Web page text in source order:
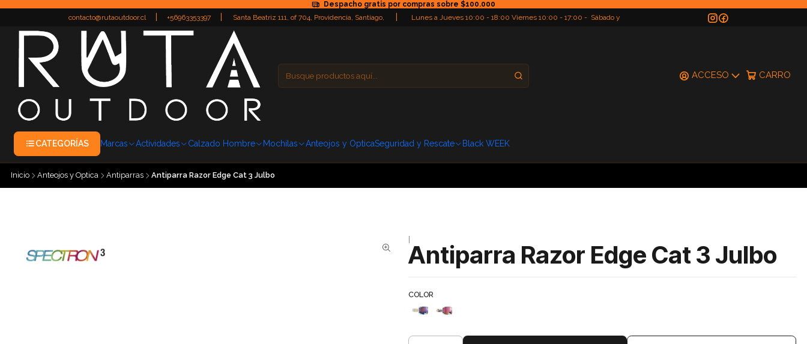
Despacho gratis por compras sobre $100.000
contacto@rutaoutdoor.cl
+56963353397
Santa Beatriz 111, of 704, Providencia, Santiago,
Lunes a Jueves 10:00 - 18:00 Viernes 10:00 - 17:00 - Sábado y
ACCESO CARRO
CATEGORÍAS Marcas Actividades Calzado Hombre Mochilas Anteojos y OpticaSeguridad y Rescate Black WEEK
Inicio Anteojos y Optica Antiparras Antiparra Razor Edge Cat 3 Julbo
|
Antiparra Razor Edge Cat 3 Julbo
COLOR